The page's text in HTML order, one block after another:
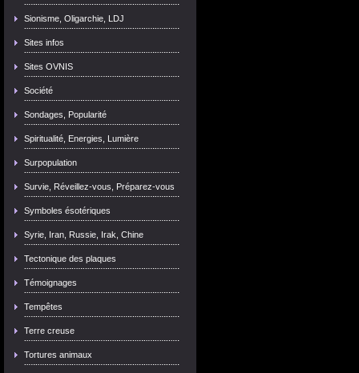
Sionisme, Oligarchie, LDJ
Sites infos
Sites OVNIS
Société
Sondages, Popularité
Spiritualité, Energies, Lumière
Surpopulation
Survie, Réveillez-vous, Préparez-vous
Symboles ésotériques
Syrie, Iran, Russie, Irak, Chine
Tectonique des plaques
Témoignages
Tempêtes
Terre creuse
Tortures animaux